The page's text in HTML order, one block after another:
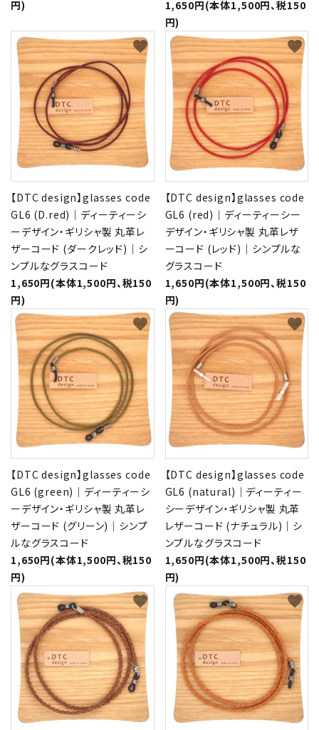
円)
1,650円(本体1,500円、税150
円)
【DTC design】glasses code
GL6 (D.red)｜ディーティーシ
ーデザイン・ギリシャ製 丸革レ
ザーコード (ダークレッド)｜シ
ンプルなグラスコード
1,650円(本体1,500円、税150
円)
favorite
【DTC design】glasses code
GL6 (red)｜ディーティーシー
デザイン・ギリシャ製 丸革レザ
ーコード (レッド)｜シンプルな
グラスコード
1,650円(本体1,500円、税150
円)
favorite
【DTC design】glasses code
GL6 (green)｜ディーティーシ
ーデザイン・ギリシャ製 丸革レ
ザーコード (グリーン)｜シンプ
ルなグラスコード
1,650円(本体1,500円、税150
円)
favorite
【DTC design】glasses code
GL6 (natural)｜ディーティー
シーデザイン・ギリシャ製 丸革
レザーコード (ナチュラル)｜シ
ンプルなグラスコード
1,650円(本体1,500円、税150
円)
favorite
favorite favorite